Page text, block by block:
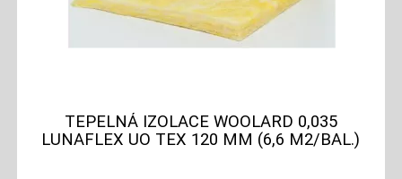
TEPELNÁ IZOLACE WOOLARD 0,035
LUNAFLEX UO TEX 120 MM (6,6 M2/BAL.)